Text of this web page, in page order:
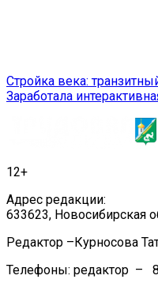
Навигация
по
Стройка века:
Заработала
12+
Адрес редакции:
633623, Новосибирская
Редактор –Курносова
Телефоны: редактор –